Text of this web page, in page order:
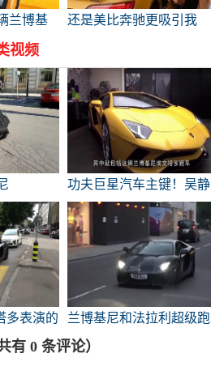
兰博基
，看看
是什
还是美比奔驰更吸引我
视频
功夫巨星汽车主键！吴静
驾驶奔驰和甄子丹兰博基
尼
多表演的
。
兰博基尼和法拉利超级跑
车
有 0 条评论）